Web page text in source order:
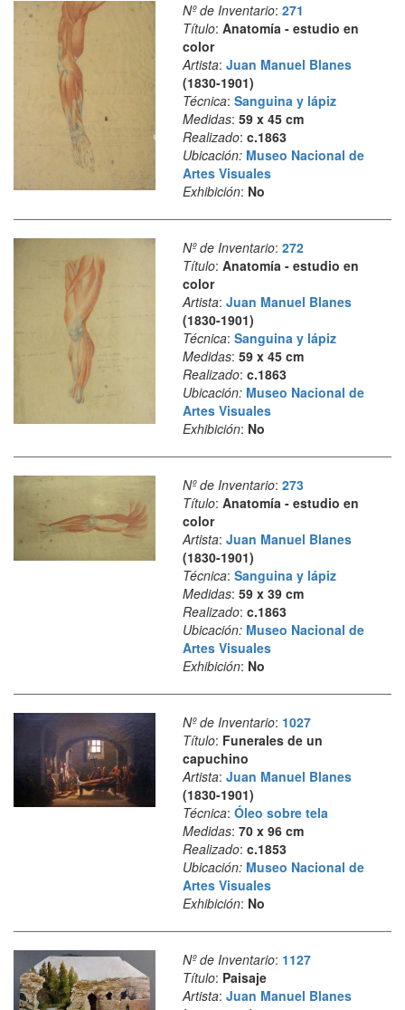
Nº de Inventario: 271
Título: Anatomía - estudio en
color
Artista: Juan Manuel Blanes
(1830-1901)
Técnica: Sanguina y lápiz
Medidas: 59 x 45 cm
Realizado: c.1863
Ubicación: Museo Nacional de
Artes Visuales
Exhibición: No
Nº de Inventario: 272
Título: Anatomía - estudio en
color
Artista: Juan Manuel Blanes
(1830-1901)
Técnica: Sanguina y lápiz
Medidas: 59 x 45 cm
Realizado: c.1863
Ubicación: Museo Nacional de
Artes Visuales
Exhibición: No
Nº de Inventario: 273
Título: Anatomía - estudio en
color
Artista: Juan Manuel Blanes
(1830-1901)
Técnica: Sanguina y lápiz
Medidas: 59 x 39 cm
Realizado: c.1863
Ubicación: Museo Nacional de
Artes Visuales
Exhibición: No
Nº de Inventario: 1027
Título: Funerales de un
capuchino
Artista: Juan Manuel Blanes
(1830-1901)
Técnica: Óleo sobre tela
Medidas: 70 x 96 cm
Realizado: c.1853
Ubicación: Museo Nacional de
Artes Visuales
Exhibición: No
Nº de Inventario: 1127
Título: Paisaje
Artista: Juan Manuel Blanes